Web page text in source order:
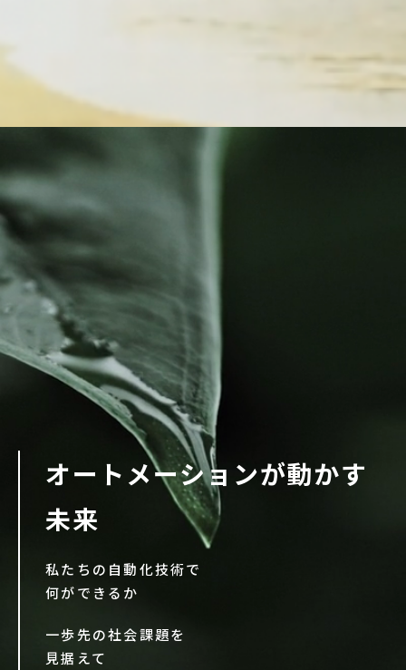
オートメーションが動かす
未来
私たちの自動化技術で
何ができるか
一歩先の社会課題を
見据えて